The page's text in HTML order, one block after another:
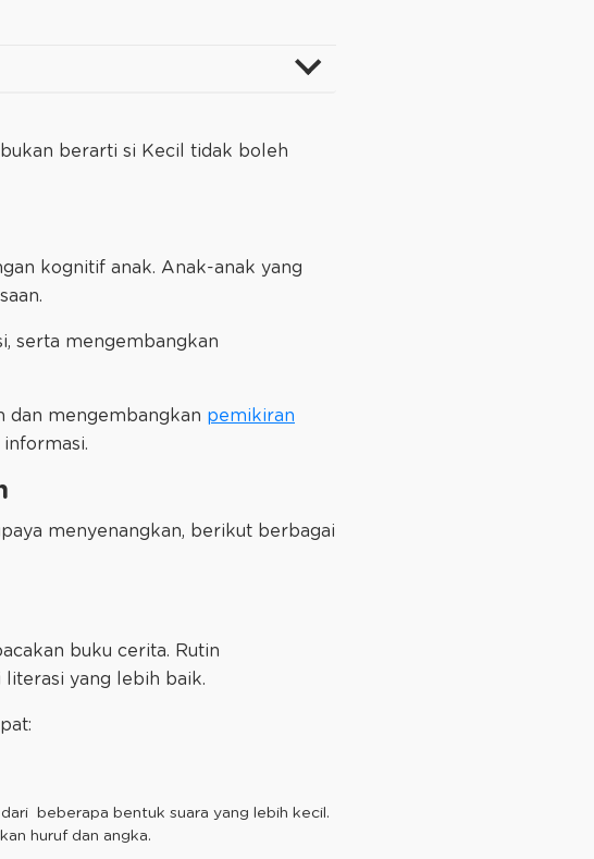
bukan berarti si Kecil tidak boleh
kognitif anak. Anak-anak yang
serta mengembangkan
dan mengembangkan pemikiran
menyenangkan, berikut berbagai
buku cerita. Rutin
yang lebih baik.
beberapa bentuk suara yang lebih kecil.
huruf dan angka.